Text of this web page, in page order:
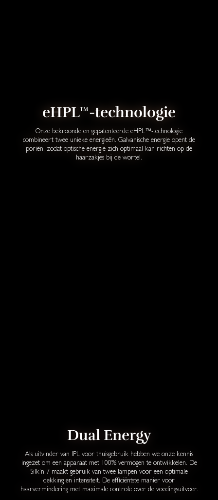
eHPL™-technologie
Onze bekroonde en gepatenteerde eHPL™-technologie
combineert twee unieke energieën. Galvanische energie opent de
poriën, zodat optische energie zich optimaal kan richten op de
haarzakjes bij de wortel.
Dual Energy
Als uitvinder van IPL voor thuisgebruik hebben we onze kennis
ingezet om een apparaat met 100% vermogen te ontwikkelen. De
Silk’n 7 maakt gebruik van twee lampen voor een optimale
dekking en intensiteit. De efficiëntste manier voor
haarvermindering met maximale controle over de voedingsuitvoer.